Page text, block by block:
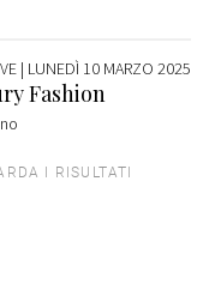
| LUNEDÌ 10 MARZO 2025
Fashion
I RISULTATI